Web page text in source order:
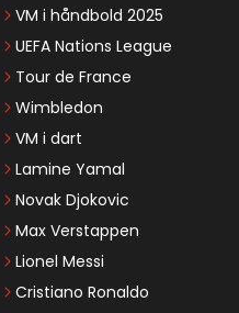
VM i håndbold 2025
UEFA Nations League
Tour de France
Wimbledon
VM i dart
Lamine Yamal
Novak Djokovic
Max Verstappen
Lionel Messi
Cristiano Ronaldo